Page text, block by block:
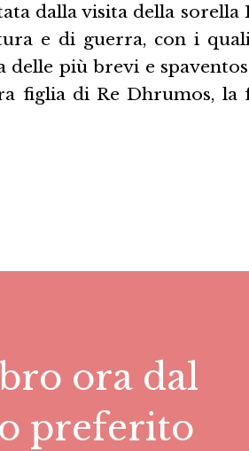
dalla visita della sorella
e di guerra, con i
più brevi e
figlia di Re Dhrumos, la
ora dal
preferito